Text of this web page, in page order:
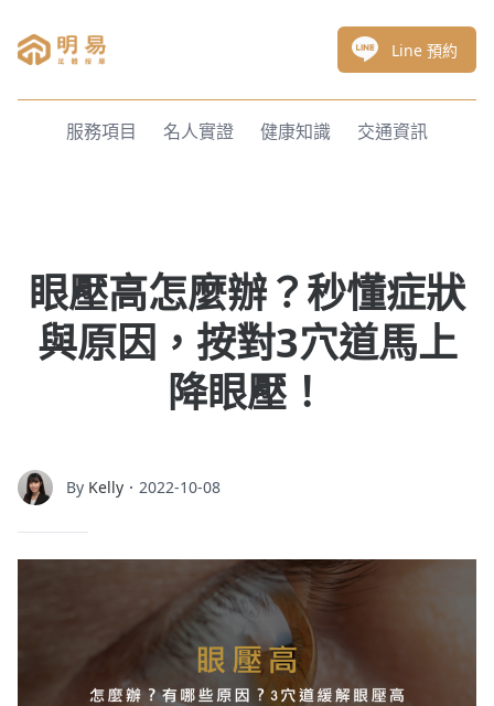
明易足體按摩 Line 預約
服務項目 名人實證 健康知識 交通資訊
眼壓高怎麼辦？秒懂症狀
與原因，按對3穴道馬上
降眼壓！
By Kelly ．2022-10-08